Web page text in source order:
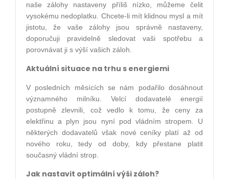
naše zálohy nastaveny příliš nízko, můžeme čelit
vysokému nedoplatku. Chcete-li mít klidnou mysl a mít
jistotu, že vaše zálohy jsou správně nastaveny,
doporučuji pravidelně sledovat vaši spotřebu a
porovnávat ji s výší vašich záloh.
Aktuální situace na trhu s energiemi
V posledních měsících se nám podařilo dosáhnout
významného milníku. Velcí dodavatelé energií
postupně zlevnili, což vedlo k tomu, že ceny za
elektřinu a plyn jsou nyní pod vládním stropem. U
některých dodavatelů však nové ceníky platí až od
nového roku, tedy od doby, kdy přestane platit
současný vládní strop.
Jak nastavit optimální výši záloh?